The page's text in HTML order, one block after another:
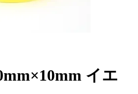
イエ